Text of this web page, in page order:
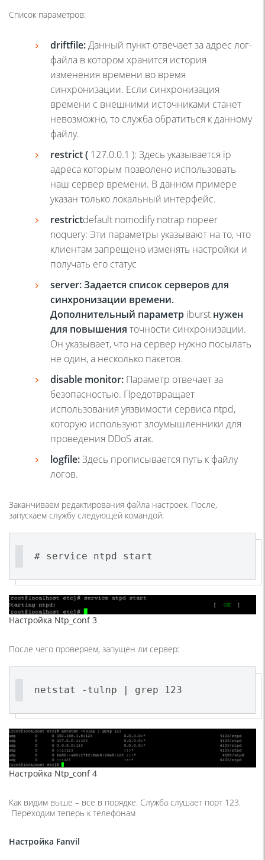
Список параметров:
driftfile:Данный пункт отвечает за адрес лог-
файла в котором хранится история
изменения времени во время
синхронизации. Если синхронизация
времени с внешними источниками станет
невозможно, то служба обратиться к данному
файлу.
restrict( 127.0.0.1 ): Здесь указывается ip
адреса которым позволено использовать
наш сервер времени. В данном примере
указан только локальный интерфейс.
restrictdefault nomodify notrap nopeer
noquery: Эти параметры указывают на то, что
клиентам запрещено изменять настройки и
получать его статус
server:Задается список серверов для
синхронизации времени.
Дополнительный параметр iburst нужен
для повышения точности синхронизации.
Он указывает, что на сервер нужно посылать
не один, а несколько пакетов.
disable monitor: Параметр отвечает за
безопасностью. Предотвращает
использования уязвимости сервиса ntpd,
которую используют злоумышленники для
проведения DDoS атак.
logfile:Здесь прописывается путь к файлу
логов.
Заканчиваем редактирования файла настроек. После,
запускаем службу следующей командой:
# service ntpd start
Настройка Ntp_conf 3
После чего проверяем, запущен ли сервер:
netstat -tulnp | grep 123
Настройка Ntp_conf 4
Как видим выше – все в порядке. Служба слушает порт 123.
Переходим теперь к телефонам
Настройка Fanvil